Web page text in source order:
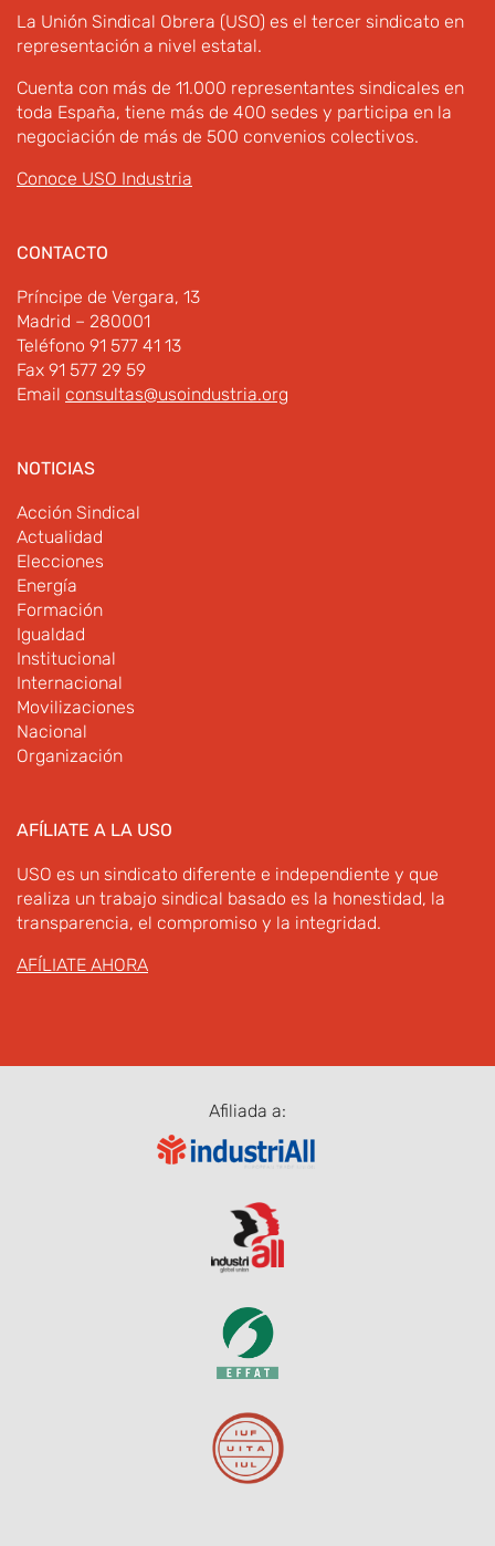
La Unión Sindical Obrera (USO) es el tercer sindicato en
representación a nivel estatal.
Cuenta con más de 11.000 representantes sindicales en
toda España, tiene más de 400 sedes y participa en la
negociación de más de 500 convenios colectivos.
Conoce USO Industria
CONTACTO
Príncipe de Vergara, 13
Madrid – 280001
Teléfono 91 577 41 13
Fax 91 577 29 59
Email consultas@usoindustria.org
NOTICIAS
Acción Sindical
Actualidad
Elecciones
Energía
Formación
Igualdad
Institucional
Internacional
Movilizaciones
Nacional
Organización
AFÍLIATE A LA USO
USO es un sindicato diferente e independiente y que
realiza un trabajo sindical basado es la honestidad, la
transparencia, el compromiso y la integridad.
AFÍLIATE AHORA
Afiliada a: